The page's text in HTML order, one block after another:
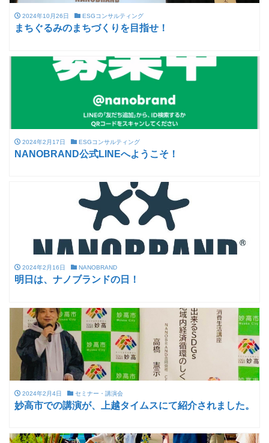
2024年10月26日 ESGコンサルティング
まちぐるみのまちづくりを目指せ！
2024年2月17日 ESGコンサルティング
NANOBRAND公式LINEへようこそ！
2024年2月16日 NANOBRAND
明日は、ナノブランドの日！
2024年2月4日 セミナー・講演会
妙高市での講演が、上越タイムスにて紹介されました。